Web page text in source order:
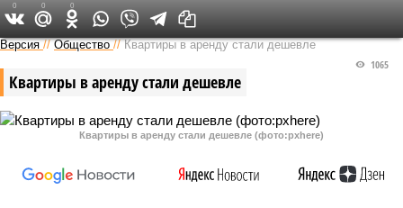
Версия в Башкирии
Версия //Общество //Квартиры в аренду стали дешевле
Квартиры в аренду стали дешевле
1065
Квартиры в аренду стали дешевле (фото:pxhere)
0 0 0